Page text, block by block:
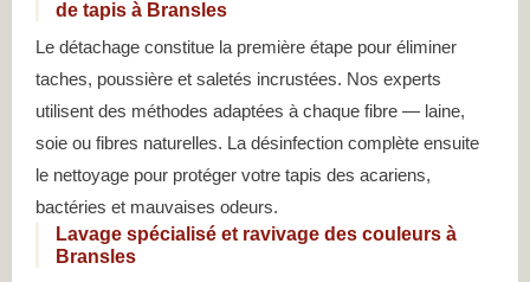
de tapis à Bransles
Le détachage constitue la première étape pour éliminer
taches, poussière et saletés incrustées. Nos experts
utilisent des méthodes adaptées à chaque fibre — laine,
soie ou fibres naturelles. La désinfection complète ensuite
le nettoyage pour protéger votre tapis des acariens,
bactéries et mauvaises odeurs.
Lavage spécialisé et ravivage des couleurs à
Bransles